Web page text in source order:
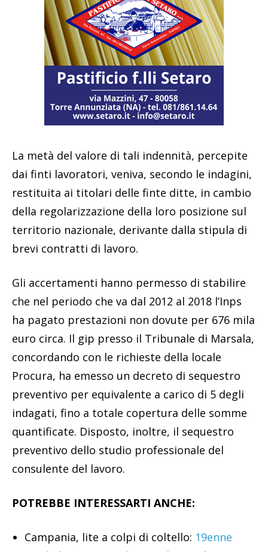
La metà del valore di tali indennità, percepite
dai finti lavoratori, veniva, secondo le indagini,
restituita ai titolari delle finte ditte, in cambio
della regolarizzazione della loro posizione sul
territorio nazionale, derivante dalla stipula di
brevi contratti di lavoro.
Gli accertamenti hanno permesso di stabilire
che nel periodo che va dal 2012 al 2018 l’Inps
ha pagato prestazioni non dovute per 676 mila
euro circa. Il gip presso il Tribunale di Marsala,
concordando con le richieste della locale
Procura, ha emesso un decreto di sequestro
preventivo per equivalente a carico di 5 degli
indagati, fino a totale copertura delle somme
quantificate. Disposto, inoltre, il sequestro
preventivo dello studio professionale del
consulente del lavoro.
POTREBBE INTERESSARTI ANCHE:
Campania, lite a colpi di coltello: 19enne